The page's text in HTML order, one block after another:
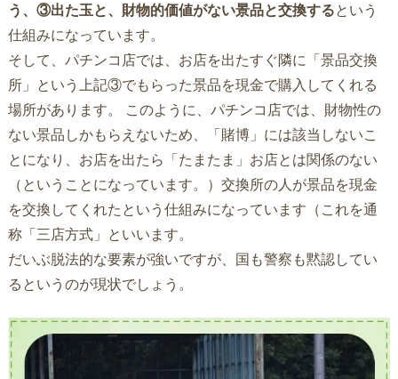
う、③出た玉と、財物的価値がない景品と交換するという
仕組みになっています。
そして、パチンコ店では、お店を出たすぐ隣に「景品交換
所」という上記③でもらった景品を現金で購入してくれる
場所があります。 このように、パチンコ店では、財物性の
ない景品しかもらえないため、「賭博」には該当しないこ
とになり、お店を出たら「たまたま」お店とは関係のない
（ということになっています。）交換所の人が景品を現金
を交換してくれたという仕組みになっています（これを通
称「三店方式」といいます。
だいぶ脱法的な要素が強いですが、国も警察も黙認してい
るというのが現状でしょう。